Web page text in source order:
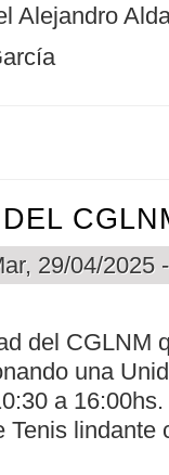
Alejandro
29/04/2025
del CGLNM
una
a
Tenis lindante